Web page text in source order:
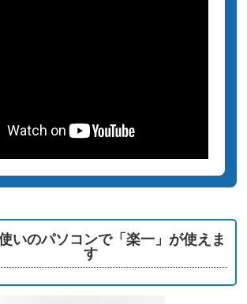
いのパソコンで「楽一」が使えま
す